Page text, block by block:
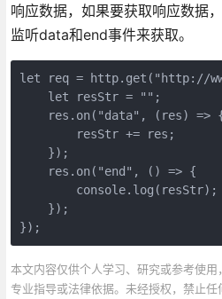
响应数据，如果要获取响应数据
监听data和end事件来获取。
let req = http.get("http://
    let resStr = "";
res.on("data", (res) =>
        resStr += res;
    });
    res.on("end", () => {
        console.log(resStr);
    });
});
本文内容仅供个人学习、研究或参考使用
专业指导或法律依据。未经授权，禁止